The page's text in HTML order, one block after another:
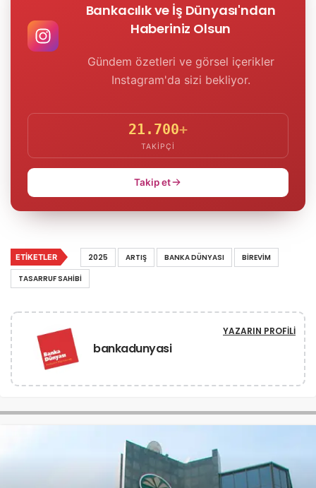
Bankacılık ve İş Dünyası'ndan
Haberiniz Olsun
Gündem özetleri ve görsel içerikler
Instagram'da sizi bekliyor.
21.700+
TAKIPÇI
Takip et
ETIKETLER 2025 ARTIŞ BANKA DÜNYASI
BIREVIM
TASARRUF SAHIBI
bankadunyasi
YAZARIN PROFILI